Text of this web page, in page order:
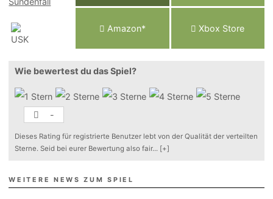
Amazon* Xbox Store
Wie bewertest du das Spiel?
-
Dieses Rating für registrierte Benutzer lebt von der Qualität der verteilten
Sterne. Seid bei eurer Bewertung also fair... [+]
WEITERE NEWS ZUM SPIEL